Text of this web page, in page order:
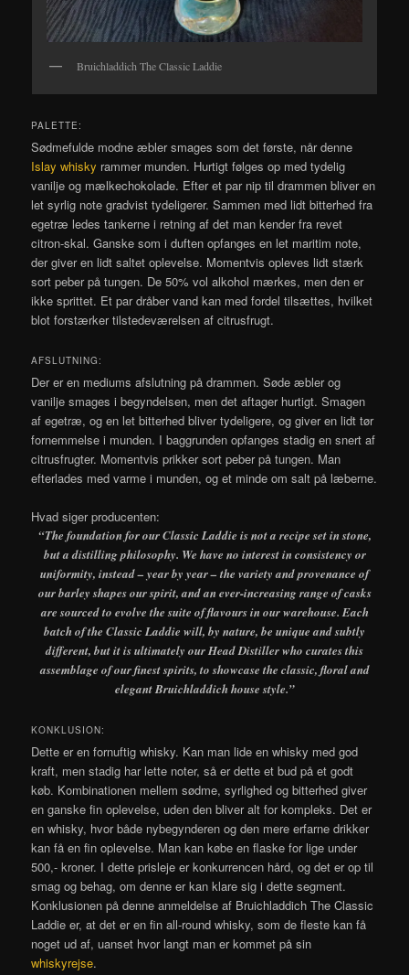
Bruichladdich The Classic Laddie
PALETTE:
Sødmefulde modne æbler smages som det første, når denne
Islay whisky rammer munden. Hurtigt følges op med tydelig
vanilje og mælkechokolade. Efter et par nip til drammen bliver en
let syrlig note gradvist tydeligerer. Sammen med lidt bitterhed fra
egetræ ledes tankerne i retning af det man kender fra revet
citron-skal. Ganske som i duften opfanges en let maritim note,
der giver en lidt saltet oplevelse. Momentvis opleves lidt stærk
sort peber på tungen. De 50% vol alkohol mærkes, men den er
ikke sprittet. Et par dråber vand kan med fordel tilsættes, hvilket
blot forstærker tilstedeværelsen af citrusfrugt.
AFSLUTNING:
Der er en mediums afslutning på drammen. Søde æbler og
vanilje smages i begyndelsen, men det aftager hurtigt. Smagen
af egetræ, og en let bitterhed bliver tydeligere, og giver en lidt tør
fornemmelse i munden. I baggrunden opfanges stadig en snert af
citrusfrugter. Momentvis prikker sort peber på tungen. Man
efterlades med varme i munden, og et minde om salt på læberne.
Hvad siger producenten:
“The foundation for our Classic Laddie is not a recipe set in stone,
but a distilling philosophy. We have no interest in consistency or
uniformity, instead – year by year – the variety and provenance of
our barley shapes our spirit, and an ever-increasing range of casks
are sourced to evolve the suite of flavours in our warehouse. Each
batch of the Classic Laddie will, by nature, be unique and subtly
different, but it is ultimately our Head Distiller who curates this
assemblage of our finest spirits, to showcase the classic, floral and
elegant Bruichladdich house style.”
KONKLUSION:
Dette er en fornuftig whisky. Kan man lide en whisky med god
kraft, men stadig har lette noter, så er dette et bud på et godt
køb. Kombinationen mellem sødme, syrlighed og bitterhed giver
en ganske fin oplevelse, uden den bliver alt for kompleks. Det er
en whisky, hvor både nybegynderen og den mere erfarne drikker
kan få en fin oplevelse. Man kan købe en flaske for lige under
500,- kroner. I dette prisleje er konkurrencen hård, og det er op til
smag og behag, om denne er kan klare sig i dette segment.
Konklusionen på denne anmeldelse af Bruichladdich The Classic
Laddie er, at det er en fin all-round whisky, som de fleste kan få
noget ud af, uanset hvor langt man er kommet på sin
whiskyrejse.